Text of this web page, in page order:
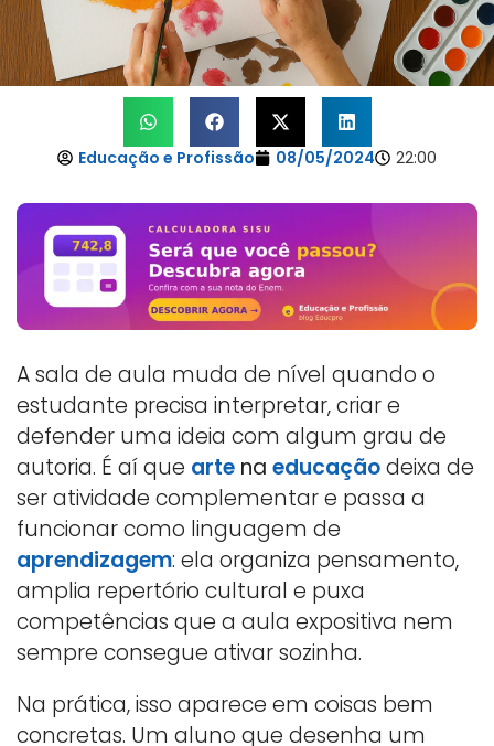
Educação e Profissão 08/05/2024 22:00
A sala de aula muda de nível quando o
estudante precisa interpretar, criar e
defender uma ideia com algum grau de
autoria. É aí que arte na educaçãodeixa de
ser atividade complementar e passa a
funcionar como linguagem de
aprendizagem: ela organiza pensamento,
amplia repertório cultural e puxa
competências que a aula expositiva nem
sempre consegue ativar sozinha.
Na prática, isso aparece em coisas bem
concretas. Um aluno que desenha um